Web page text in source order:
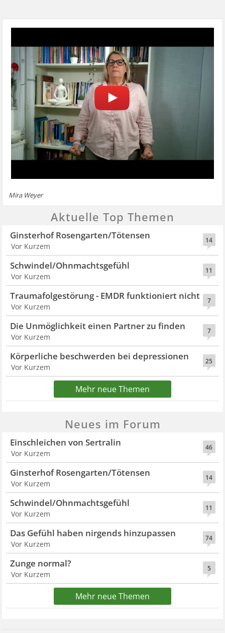
Mira Weyer
Aktuelle Top Themen
14
Ginsterhof Rosengarten/Tötensen
Vor Kurzem
11
Schwindel/Ohnmachtsgefühl
Vor Kurzem
7
Traumafolgestörung - EMDR funktioniert nicht
Vor Kurzem
7
Die Unmöglichkeit einen Partner zu finden
Vor Kurzem
25
Körperliche beschwerden bei depressionen
Vor Kurzem
Mehr neue Themen
Neues im Forum
46
Einschleichen von Sertralin
Vor Kurzem
14
Ginsterhof Rosengarten/Tötensen
Vor Kurzem
11
Schwindel/Ohnmachtsgefühl
Vor Kurzem
74
Das Gefühl haben nirgends hinzupassen
Vor Kurzem
5
Zunge normal?
Vor Kurzem
Mehr neue Themen